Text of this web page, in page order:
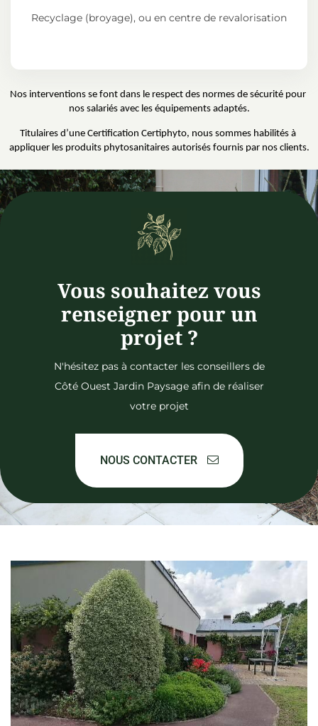
Recyclage (broyage), ou en centre de revalorisation
Nos interventions se font dans le respect des normes de sécurité pour
nos salariés avec les équipements adaptés.
Titulaires d’une Certification Certiphyto, nous sommes habilités à
appliquer les produits phytosanitaires autorisés fournis par nos clients.
Vous souhaitez vous
renseigner pour un
projet ?
N'hésitez pas à contacter les conseillers de
Côté Ouest Jardin Paysage afin de réaliser
votre projet
NOUS CONTACTER